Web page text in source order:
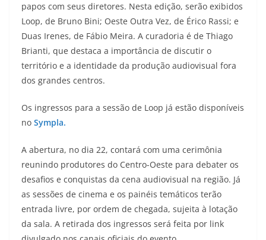
papos com seus diretores. Nesta edição, serão exibidos
Loop, de Bruno Bini; Oeste Outra Vez, de Érico Rassi; e
Duas Irenes, de Fábio Meira. A curadoria é de Thiago
Brianti, que destaca a importância de discutir o
território e a identidade da produção audiovisual fora
dos grandes centros.
Os ingressos para a sessão de Loop já estão disponíveis
no Sympla.
A abertura, no dia 22, contará com uma cerimônia
reunindo produtores do Centro-Oeste para debater os
desafios e conquistas da cena audiovisual na região. Já
as sessões de cinema e os painéis temáticos terão
entrada livre, por ordem de chegada, sujeita à lotação
da sala. A retirada dos ingressos será feita por link